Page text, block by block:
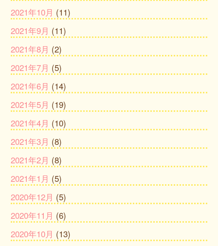
2021年10月 (11)
2021年9月 (11)
2021年8月 (2)
2021年7月 (5)
2021年6月 (14)
2021年5月 (19)
2021年4月 (10)
2021年3月 (8)
2021年2月 (8)
2021年1月 (5)
2020年12月 (5)
2020年11月 (6)
2020年10月 (13)